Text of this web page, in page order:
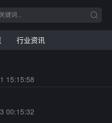
行业资讯
15:15:58
00:15:32